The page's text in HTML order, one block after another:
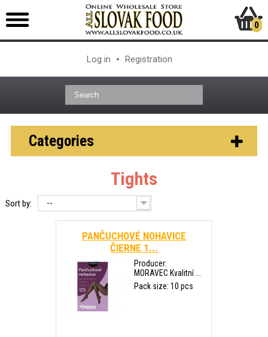
Log in Registration
0
Categories
Tights
Sort by: --
PANČUCHOVÉ NOHAVICE
ČIERNE 1...
Producer:
MORAVEC Kvalitní ...
Pack size: 10 pcs